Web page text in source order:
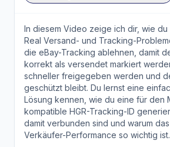
In diesem Video zeige ich dir, wie du
Real Versand- und Tracking-
die eBay-Tracking ablehnen, damit
korrekt als versendet markiert
schneller freigegeben werden und
geschützt bleibt. Du lernst eine
Lösung kennen, wie du eine für den
kompatible HGR-Tracking-ID
damit verbunden sind und warum
Verkäufer-Performance so wichtig ist.